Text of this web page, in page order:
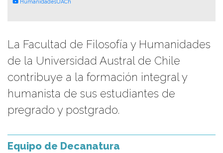
HumanidadesUACh
La Facultad de Filosofía y Humanidades
de la Universidad Austral de Chile
contribuye a la formación integral y
humanista de sus estudiantes de
pregrado y postgrado.
Equipo de Decanatura